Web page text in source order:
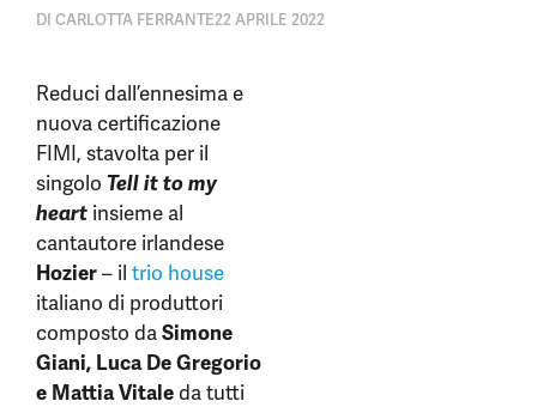
DI CARLOTTA FERRANTE22 APRILE 2022
Reduci dall’ennesima e
nuova certificazione
FIMI, stavolta per il
singolo Tell it to my
heart insieme al
cantautore irlandese
Hozier– il trio house
italiano di produttori
composto daSimone
Giani, Luca De Gregorio
e Mattia Vitaleda tutti